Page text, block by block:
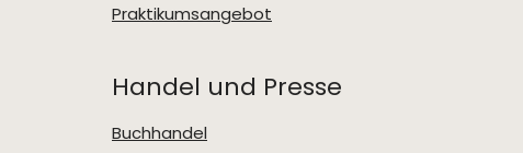
Praktikumsangebot
Handel und Presse
Buchhandel